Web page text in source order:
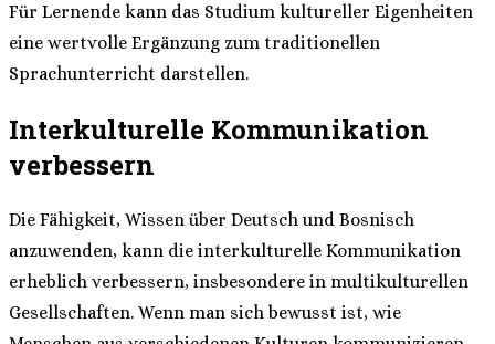
Für Lernende kann das Studium kultureller Eigenheiten
eine wertvolle Ergänzung zum traditionellen
Sprachunterricht darstellen.
Interkulturelle Kommunikation
verbessern
Die Fähigkeit, Wissen über Deutsch und Bosnisch
anzuwenden, kann die interkulturelle Kommunikation
erheblich verbessern, insbesondere in multikulturellen
Gesellschaften. Wenn man sich bewusst ist, wie